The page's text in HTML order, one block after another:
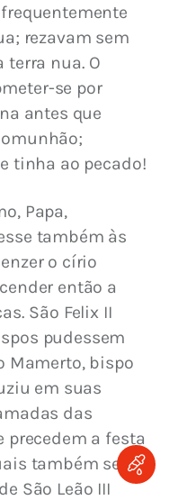
rezavam sem
terra nua. O
se por
antes que
tinha ao pecado!
Papa,
também às
o círio
então a
São Felix II
pudessem
Mamerto, bispo
em suas
das
precedem a festa
também se
São Leão III